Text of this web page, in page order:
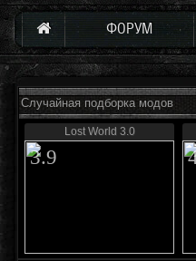
ФОРУМ
Случайная подборка модов
Lost World 3.0
3.9